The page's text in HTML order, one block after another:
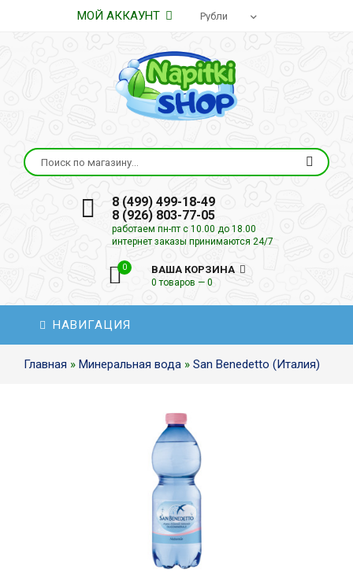
МОЙ АККАУНТ
8 (499) 499-18-49
8 (926) 803-77-05
работаем пн-пт с 10.00 до 18.00
интернет заказы принимаются 24/7
0 ВАША КОРЗИНА
0 товаров — 0
НАВИГАЦИЯ
Главная » Минеральная вода » San Benedetto (Италия)